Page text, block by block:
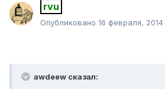
rvu
Опубликовано 16 февраля, 2014
awdeew сказал: